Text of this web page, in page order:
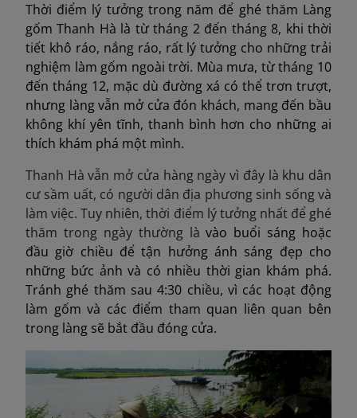
Thời điểm lý tưởng trong năm để ghé thăm Làng
gốm Thanh Hà là từ tháng 2 đến tháng 8, khi thời
tiết khô ráo, nắng ráo, rất lý tưởng cho những trải
nghiệm làm gốm ngoài trời. Mùa mưa, từ tháng 10
đến tháng 12, mặc dù đường xá có thể trơn trượt,
nhưng làng vẫn mở cửa đón khách, mang đến bầu
không khí yên tĩnh, thanh bình hơn cho những ai
thích khám phá một mình.
Thanh Hà vẫn mở cửa hàng ngày vì đây là khu dân
cư sầm uất, có người dân địa phương sinh sống và
làm việc. Tuy nhiên, thời điểm lý tưởng nhất để ghé
thăm trong ngày thường là vào buổi sáng hoặc
đầu giờ chiều để tận hưởng ánh sáng đẹp cho
những bức ảnh và có nhiều thời gian khám phá.
Tránh ghé thăm sau 4:30 chiều, vì các hoạt động
làm gốm và các điểm tham quan liên quan bên
trong làng sẽ bắt đầu đóng cửa.